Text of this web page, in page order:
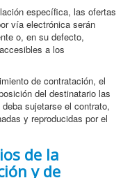
específica, las ofertas
vía electrónica serán
o, en su defecto,
a los
de contratación, el
del destinatario las
sujetarse el contrato,
y reproducidas por el
de la
y de